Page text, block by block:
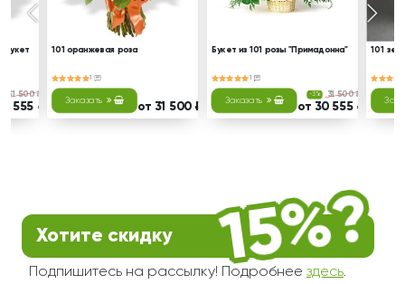
букет
31 500 ₽
555 ₽
101 оранжевая роза
1
Заказать
от 31 500 ₽
Букет из 101 розы "Примадонна"
1
Заказать
-3% 31 500 ₽
от 30 555 ₽
101
Хотите скидку
Подпишитесь на рассылку! Подробнее здесь.